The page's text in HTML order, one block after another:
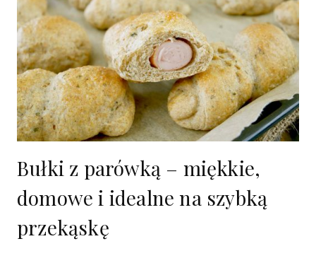
Bułki z parówką – miękkie,
domowe i idealne na szybką
przekąskę